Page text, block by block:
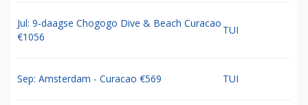
Jul: 9-daagse Chogogo Dive & Beach Curacao
€1056
TUI
Sep: Amsterdam - Curacao €569 TUI